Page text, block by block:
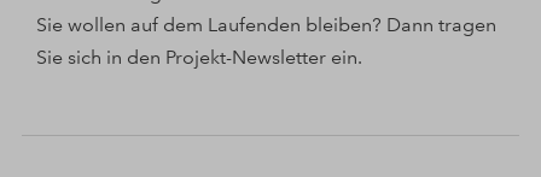
Sie wollen auf dem Laufenden bleiben? Dann tragen
Sie sich in den Projekt-Newsletter ein.